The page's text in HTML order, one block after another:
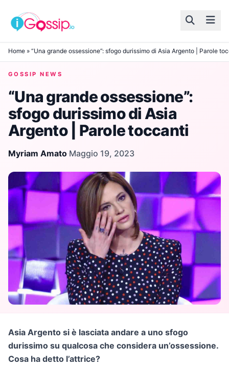
Skip to content
Home » “Una grande ossessione”: sfogo durissimo di Asia Argento | Parole
GOSSIP NEWS
“Una grande ossessione”:
sfogo durissimo di Asia
Argento | Parole toccanti
Myriam Amato·Maggio 19, 2023
Asia Argento si è lasciata andare a uno sfogo
durissimo su qualcosa che considera un’ossessione.
Cosa ha detto l’attrice?